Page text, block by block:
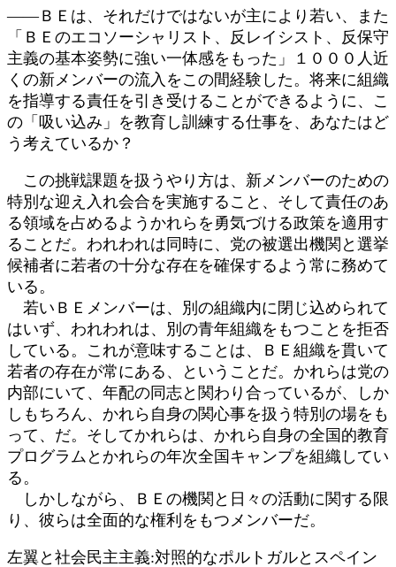
――ＢＥは、それだけではないが主により若い、また
「ＢＥのエコソーシャリスト、反レイシスト、反保守
主義の基本姿勢に強い一体感をもった」１０００人近
くの新メンバーの流入をこの間経験した。将来に組織
を指導する責任を引き受けることができるように、こ
の「吸い込み」を教育し訓練する仕事を、あなたはど
う考えているか？
この挑戦課題を扱うやり方は、新メンバーのための
特別な迎え入れ会合を実施すること、そして責任のあ
る領域を占めるようかれらを勇気づける政策を適用す
ることだ。われわれは同時に、党の被選出機関と選挙
候補者に若者の十分な存在を確保するよう常に務めて
いる。
若いＢＥメンバーは、別の組織内に閉じ込められて
はいず、われわれは、別の青年組織をもつことを拒否
している。これが意味することは、ＢＥ組織を貫いて
若者の存在が常にある、ということだ。かれらは党の
内部にいて、年配の同志と関わり合っているが、しか
しもちろん、かれら自身の関心事を扱う特別の場をも
って、だ。そしてかれらは、かれら自身の全国的教育
プログラムとかれらの年次全国キャンプを組織してい
る。
しかしながら、ＢＥの機関と日々の活動に関する限
り、彼らは全面的な権利をもつメンバーだ。
左翼と社会民主主義:対照的なポルトガルとスペイン